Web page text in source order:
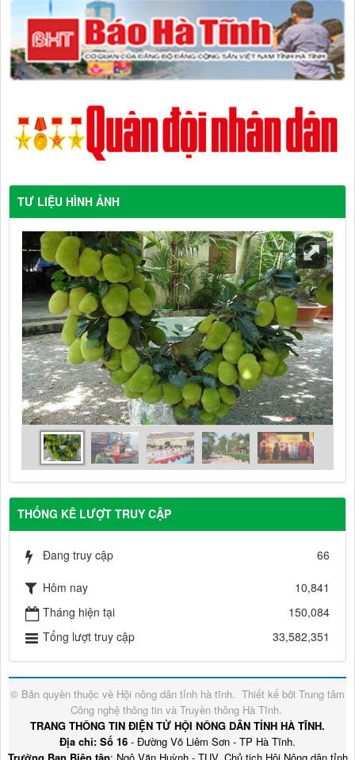
TƯ LIỆU HÌNH ẢNH
THỐNG KÊ LƯỢT TRUY CẬP
Đang truy cập 66
Hôm nay
10,841
Tháng hiện tại
150,084
Tổng lượt truy cập
33,582,351
© Bản quyền thuộc về Hội nông dân tỉnh hà tĩnh. Thiết kế bởi Trung tâm
Công nghệ thông tin và Truyền thông Hà Tĩnh.
TRANG THÔNG TIN ĐIỆN TỬ HỘI NÔNG DÂN TỈNH HÀ TĨNH.
Địa chỉ: Số 16 - Đường Võ Liêm Sơn - TP Hà Tĩnh.